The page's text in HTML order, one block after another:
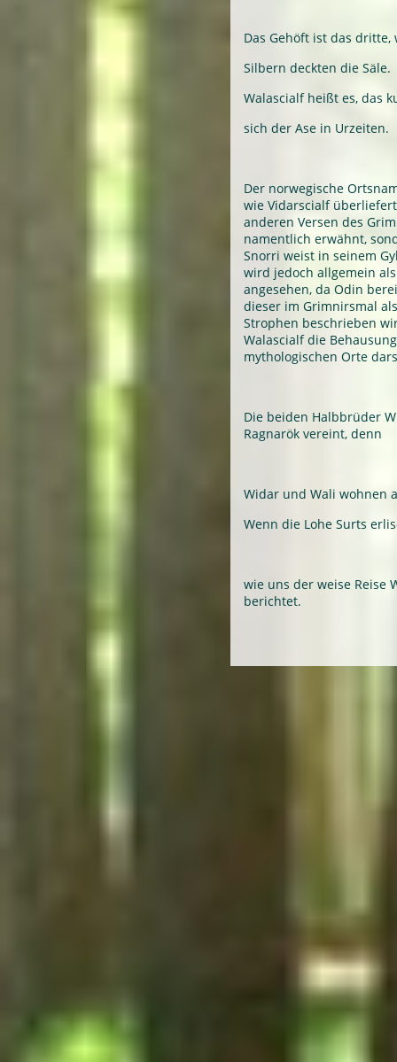
Das Gehöft ist das
Silbern deckten die Säle.
Walascialf heißt es, das
sich der Ase in Urzeiten.
Der norwegische
wie Vidarscialf
anderen Versen des
namentlich erwähnt,
Snorri weist in seinem
wird jedoch allgemein
angesehen, da Odin
dieser im Grimnirsmal
Strophen beschrieben
Walascialf die
mythologischen Orte
Die beiden Halbbrüder
Ragnarök vereint, denn
Widar und Wali wohnen
Wenn die Lohe Surts
wie uns der weise Reise
berichtet.